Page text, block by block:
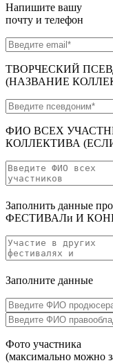
Напишите вашу
почту и телефон
ТВОРЧЕСКИЙ
(НАЗВАНИЕ
ФИО ВСЕХ
КОЛЛЕКТИВА
Заполнить данные про
ФЕСТИВАЛи И
Заполните данные
Фото участника
(максимально можно